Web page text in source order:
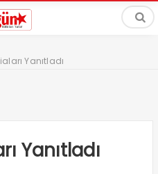
Yanıtladı
Yanıtladı